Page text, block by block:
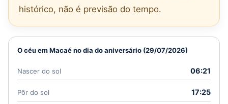
histórico, não é previsão do tempo.
O céu em Macaé no dia do aniversário (29/07/2026)
Nascer do sol 06:21
Pôr do sol 17:25